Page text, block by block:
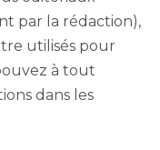
par la rédaction),
utilisés pour
à tout
dans les